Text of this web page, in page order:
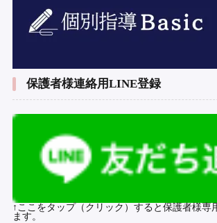
保護者様連絡用LINE登録
↑ここをタップ（クリック）すると保護者様専
ます。